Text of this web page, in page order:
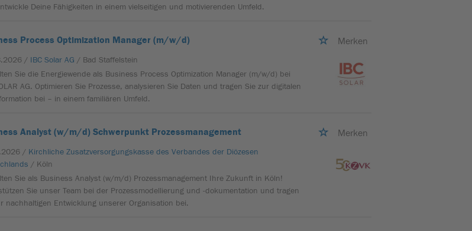
Deine Fähigkeiten in einem vielseitigen und motivierenden Umfeld.
Process Optimization Manager (m/w/d) Merken
/ IBC Solar AG / Bad Staffelstein
Sie die Energiewende als Business Process Optimization Manager (m/w/d) bei
AG. Optimieren Sie Prozesse, analysieren Sie Daten und tragen Sie zur digitalen
bei – in einem familiären Umfeld.
Analyst (w/m/d) Schwerpunkt Prozessmanagement Merken
/ Kirchliche Zusatzversorgungskasse des Verbandes der Diözesen
/ Köln
Sie als Business Analyst (w/m/d) Prozessmanagement Ihre Zukunft in Köln!
Sie unser Team bei der Prozessmodellierung und -dokumentation und tragen
nachhaltigen Entwicklung unserer Organisation bei.